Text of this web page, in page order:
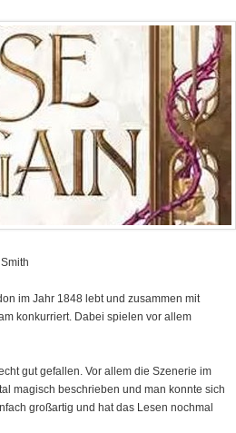
im Jahr 1848 lebt und zusammen mit
konkurriert. Dabei spielen vor allem
gut gefallen. Vor allem die Szenerie im
magisch beschrieben und man konnte sich
großartig und hat das Lesen nochmal